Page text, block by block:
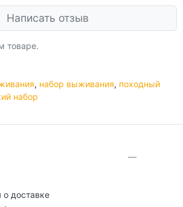
Написать отзыв
товаре.
, набор выживания, походный
набор
доставке